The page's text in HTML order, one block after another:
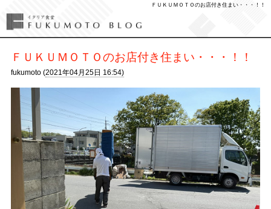
ＦＵＫＵＭＯＴＯのお店付き住まい・・・！！
ＦＵＫＵＭＯＴＯのお店付き住まい・・・！！
fukumoto (2021年04月25日 16:54)